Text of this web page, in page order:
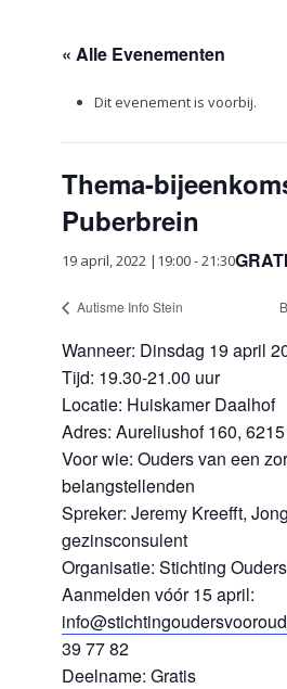
« Alle Evenementen
Dit evenement is voorbij.
Thema-
Puberbrein
19 april, 2022 |19:00-21:30
Autisme Info Stein
Wanneer: Dinsdag 19 april
Tijd: 19.30-21.00 uur
Locatie: Huiskamer Daalhof
Adres: Aureliushof 160,
Voor wie: Ouders van een
belangstellenden
Spreker: Jeremy Kreefft,
gezinsconsulent
Organisatie: Stichting
Aanmelden vóór 15 april:
39 77 82
Deelname: Gratis